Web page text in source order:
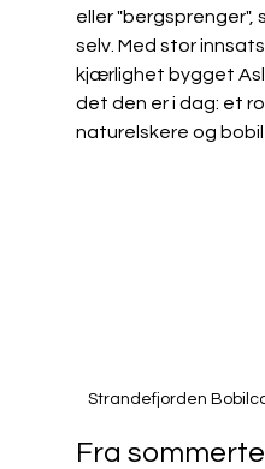
eller "bergsprenger",
selv. Med stor
kjærlighet bygget
det den er i dag: et
naturelskere og
Strandefjorden
Fra